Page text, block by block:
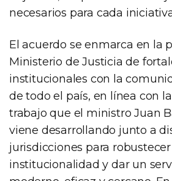
necesarios para cada
El acuerdo se enmarca en la
Ministerio de Justicia de
institucionales con la
de todo el país, en línea con
trabajo que el ministro Juan
viene desarrollando junto a
jurisdicciones para
institucionalidad y dar un